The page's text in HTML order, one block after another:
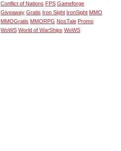
Conflict of Nations FPS Gameforge
Giveaway Gratis Iron Sight IronSight MMO
MMOGratis MMORPG NosTale Promo
WoWS World of WarShips WoWS